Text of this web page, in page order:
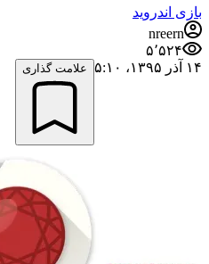
بازی اندروید
nreern
۵٬۵۲۴
۱۴ آذر ۱۳۹۵،‏ ۵:۱۰
علامت گذاری